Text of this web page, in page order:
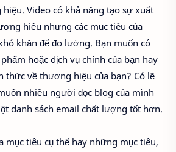
Video có khả năng tạo sự xuất
hiệu nhưng các mục tiêu của
khăn để đo lường. Bạn muốn có
hoặc dịch vụ chính của bạn hay
thức về thương hiệu của bạn? Có lẽ
nhiều người đọc blog của mình
danh sách email chất lượng tốt hơn.
mục tiêu cụ thể hay những mục tiêu,